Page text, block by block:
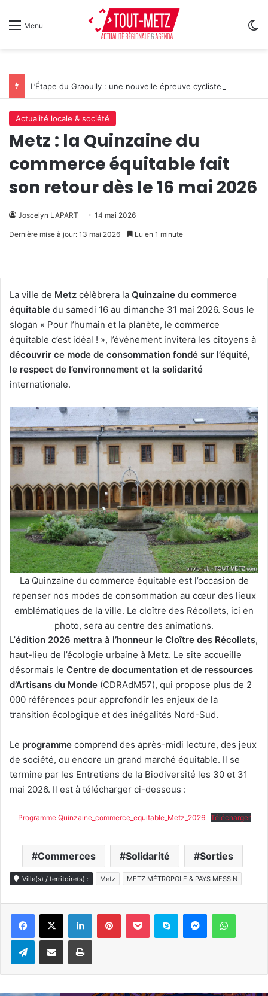
Menu
Actualité locale & société
Metz : la Quinzaine du
commerce équitable fait
son retour dès le 16 mai 2026
Joscelyn LAPART 14 mai 2026
Dernière mise à jour: 13 mai 2026 Lu en 1 minute
La ville de Metz célèbrera la Quinzaine du commerce
équitable du samedi 16 au dimanche 31 mai 2026. Sous le
slogan « Pour l’humain et la planète, le commerce
équitable c’est idéal ! », l’événement invitera les citoyens à
découvrir ce mode de consommation fondé sur l’équité,
le respect de l’environnement et la solidarité
internationale.
La Quinzaine du commerce équitable est l’occasion de
repenser nos modes de consommation au cœur des lieux
emblématiques de la ville. Le cloître des Récollets, ici en
photo, sera au centre des animations.
L’édition 2026 mettra à l’honneur le Cloître des Récollets,
haut-lieu de l’écologie urbaine à Metz. Le site accueille
désormais le Centre de documentation et de ressources
d’Artisans du Monde (CDRAdM57), qui propose plus de 2
000 références pour approfondir les enjeux de la
transition écologique et des inégalités Nord-Sud.
Le programme comprend des après-midi lecture, des jeux
de société, ou encore un grand marché équitable. Il se
termine par les Entretiens de la Biodiversité les 30 et 31
mai 2026. Il est à télécharger ci-dessous :
Programme Quinzaine_commerce_equitable_Metz_2026 Télécharger
Commerces Solidarité Sorties
Ville(s) / territoire(s) : Metz METZ MÉTROPOLE & PAYS MESSIN
LinkedinPinterestPocket Skype Messenger
TelegramPartager par e-mail Imprimer